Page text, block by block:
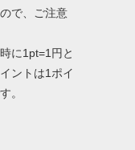
で、ご注意
に1pt=1円と
ントは1ポイ
。